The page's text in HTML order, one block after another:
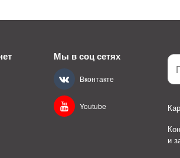
Мы в соц сетях
Вконтакте
Youtube
и